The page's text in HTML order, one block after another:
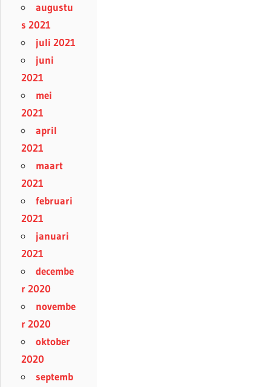
augustu
s 2021
juli 2021
juni
2021
mei
2021
april
2021
maart
2021
februari
2021
januari
2021
decembe
r 2020
novembe
r 2020
oktober
2020
septemb